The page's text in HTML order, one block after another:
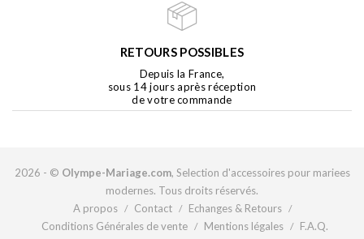
RETOURS POSSIBLES
Depuis la France,
sous 14 jours après réception
de votre commande
2026 - © Olympe-Mariage.com, Selection d'accessoires pour mariees
modernes. Tous droits réservés.
A propos / Contact / Echanges & Retours /
Conditions Générales de vente / Mentions légales / F.A.Q.